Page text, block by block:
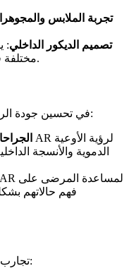
تجربة الملابس
تصميم الديكور الداخلي:
مختلفة في منازلهم قبل اتخاذ قرار الشراء.
يمكن أن تساهم تقنيات AR في تحسين جودة الرعاية الصحية:
الدموية والأنسجة
فهم حالاتهم
تقدم تقنيات AR تجارب ترفيهية جديدة ومبتكرة: